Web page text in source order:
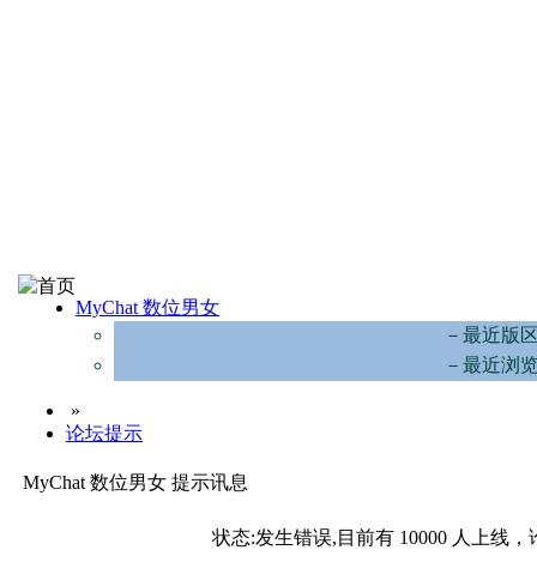
MyChat 数位男女
－最近版
－最近浏
»
论坛提示
MyChat 数位男女 提示讯息
状态:发生错误,目前有 10000 人上线